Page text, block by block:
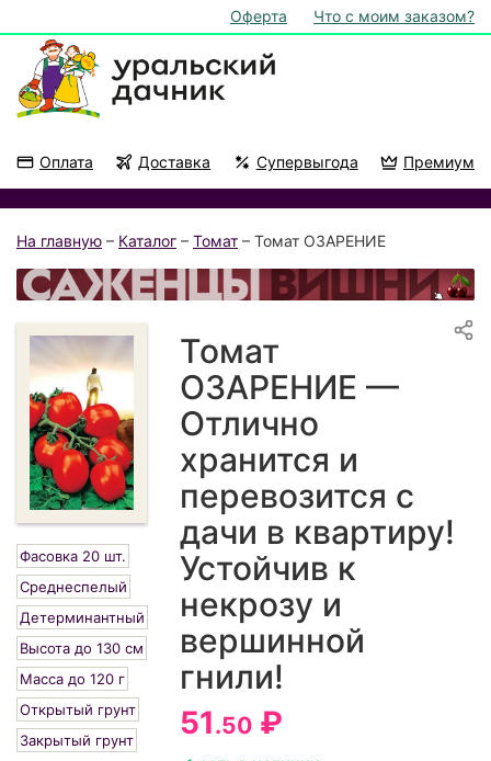
Оферта Что с моим заказом?
Оплата Доставка Супервыгода Премиум
На главную – Каталог – Томат – Томат ОЗАРЕНИЕ
Фасовка 20 шт.
Среднеспелый
Детерминантный
Высота до 130 см
Масса до 120 г
Открытый грунт
Закрытый грунт
Томат
ОЗАРЕНИЕ —
Отлично
хранится и
перевозится с
дачи в квартиру!
Устойчив к
некрозу и
вершинной
гнили!
51.50 ₽